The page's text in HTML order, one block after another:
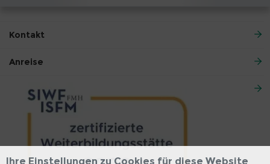
Kontakt
Anreise
Ihre Einstellungen zu Cookies für diese Website